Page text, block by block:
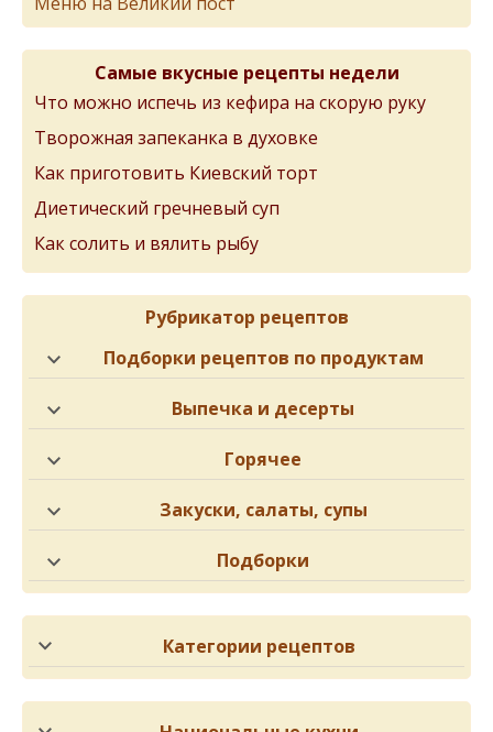
Самые вкусные рецепты недели
Что можно испечь из кефира на скорую руку
Творожная запеканка в духовке
Как приготовить Киевский торт
Диетический гречневый суп
Как солить и вялить рыбу
Рубрикатор рецептов
Подборки рецептов по продуктам
Выпечка и десерты
Горячее
Закуски, салаты, супы
Подборки
Категории рецептов